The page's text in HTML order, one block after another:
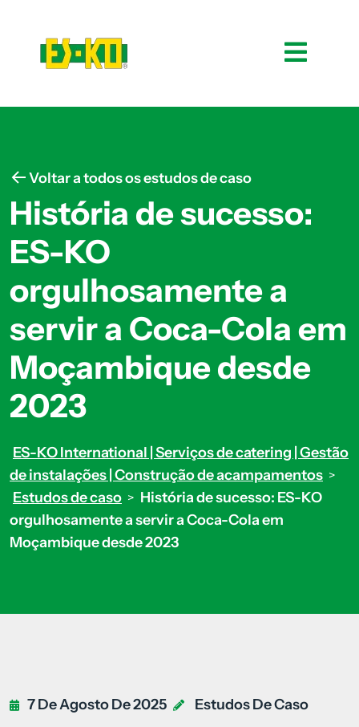
Voltar a todos os estudos de caso
História de sucesso:
ES-KO
orgulhosamente a
servir a Coca-Cola em
Moçambique desde
2023
ES-KO International | Serviços de catering | Gestão
de instalações | Construção de acampamentos >
Estudos de caso > História de sucesso: ES-KO
orgulhosamente a servir a Coca-Cola em
Moçambique desde 2023
7 De Agosto De 2025 Estudos De Caso